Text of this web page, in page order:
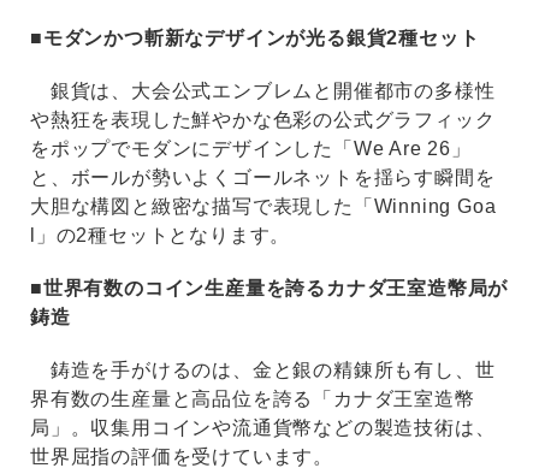
■モダンかつ斬新なデザインが光る銀貨2種セット
銀貨は、⼤会公式エンブレムと開催都市の多様性
や熱狂を表現した鮮やかな⾊彩の公式グラフィック
をポップでモダンにデザインした「We Are 26」
と、ボールが勢いよくゴールネットを揺らす瞬間を
⼤胆な構図と緻密な描写で表現した「Winning Goa
l」の2種セットとなります。
■世界有数のコイン⽣産量を誇るカナダ王室造幣局が
鋳造
鋳造を⼿がけるのは、⾦と銀の精錬所も有し、世
界有数の⽣産量と⾼品位を誇る「カナダ王室造幣
局」。収集⽤コインや流通貨幣などの製造技術は、
世界屈指の評価を受けています。